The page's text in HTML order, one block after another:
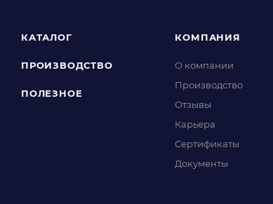
КАТАЛОГ
ПРОИЗВОДСТВО
ПОЛЕЗНОЕ
КОМПАНИЯ
О компании
Производство
Отзывы
Карьера
Сертификаты
Документы